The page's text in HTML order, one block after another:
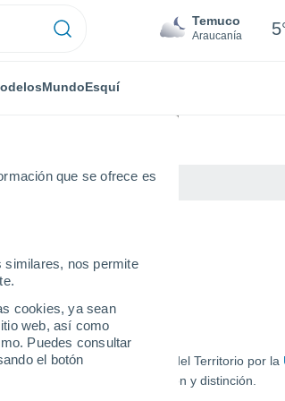
que se ofrece es
similares, nos permite
cookies, ya sean
web, así como
Puedes consultar
el botón
Temuco
Araucanía
MundoEsquí
en Geografía y Ordenación del Territorio por la
con la máxima calificación y distinción.